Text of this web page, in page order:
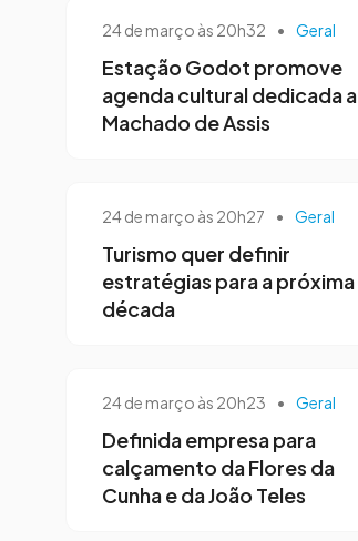
24 de março às 20h32 • Geral
Estação Godot promove
agenda cultural dedicada a
Machado de Assis
24 de março às 20h27 • Geral
Turismo quer definir
estratégias para a próxima
década
24 de março às 20h23 • Geral
Definida empresa para
calçamento da Flores da
Cunha e da João Teles